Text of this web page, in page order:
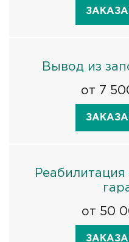
Вывод из
от 7
Реабилитация
от 50